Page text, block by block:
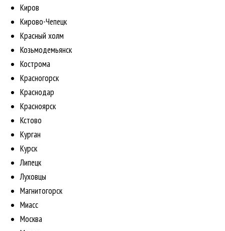
Киров
Кирово-Чепецк
Красный холм
Козьмодемьянск
Кострома
Красногорск
Краснодар
Красноярск
Кстово
Курган
Курск
Липецк
Луховцы
Магнитогорск
Миасс
Москва